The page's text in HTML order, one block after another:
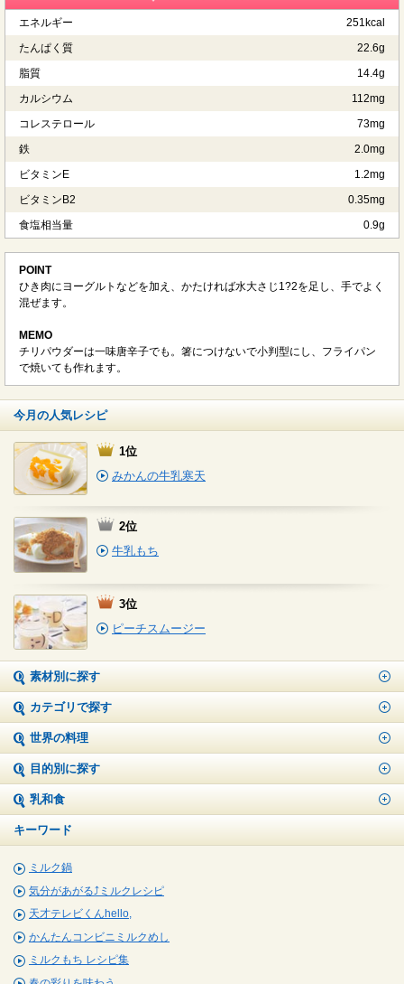
エネルギー
251kcal
たんぱく質
22.6g
脂質
14.4g
カルシウム
112mg
コレステロール
73mg
鉄
2.0mg
ビタミンE
1.2mg
ビタミンB2
0.35mg
食塩相当量
0.9g
POINT
ひき肉にヨーグルトなどを加え、かたければ水大さじ1?2を足し、手でよく
混ぜます。
MEMO
チリパウダーは一味唐辛子でも。箸につけないで小判型にし、フライパン
で焼いても作れます。
今月の人気レシピ
1位
みかんの牛乳寒天
2位
牛乳もち
3位
ピーチスムージー
素材別に探す
カテゴリで探す
世界の料理
目的別に探す
乳和食
キーワード
ミルク鍋
気分があがる⤴ミルクレシピ
天才テレビくんhello,
かんたんコンビニミルクめし
ミルクもち レシピ集